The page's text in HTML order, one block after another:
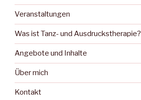
Veranstaltungen
Was ist Tanz- und Ausdruckstherapie?
Angebote und Inhalte
Über mich
Kontakt